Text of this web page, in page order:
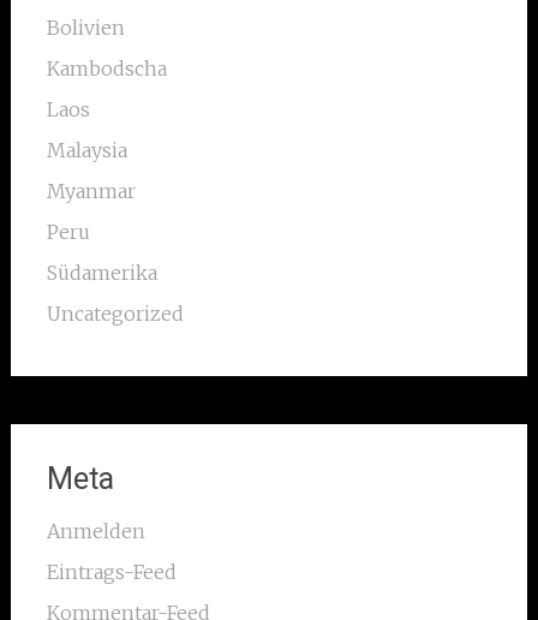
Bolivien
Kambodscha
Laos
Malaysia
Myanmar
Peru
Südamerika
Uncategorized
Meta
Anmelden
Eintrags-Feed
Kommentar-Feed